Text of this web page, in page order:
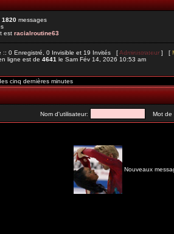
1820messages
estracialroutine63
:: 0 Enregistré, 0 Invisible et 19 Invités [Administrateur] [
ligne est de4641le Sam Fév 14, 2026 10:53 am
cinq dernières minutes
Nom d'utilisateur: Mot de
Nouveaux